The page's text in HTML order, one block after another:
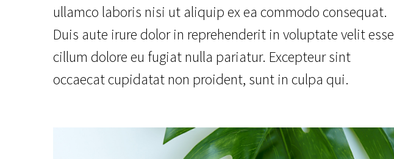
ullamco laboris nisi ut aliquip ex ea commodo consequat.
Duis aute irure dolor in reprehenderit in voluptate velit esse
cillum dolore eu fugiat nulla pariatur. Excepteur sint
occaecat cupidatat non proident, sunt in culpa qui.